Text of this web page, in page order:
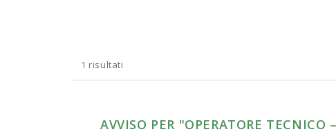
1 risultati
AVVISO PER "OPERATORE TECNICO